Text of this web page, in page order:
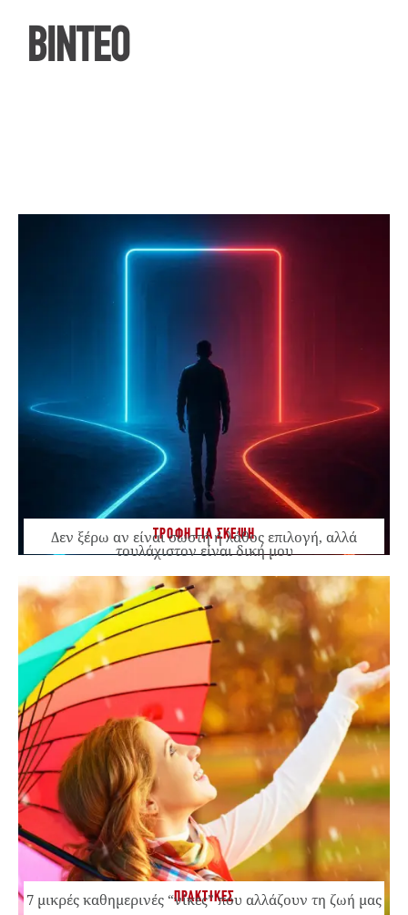
ΒΙΝΤΕΟ
ΤΡΟΦΗ ΓΙΑ ΣΚΕΨΗ
Δεν ξέρω αν είναι σωστή ή λάθος επιλογή, αλλά
τουλάχιστον είναι δική μου
ΠΡΑΚΤΙΚΕΣ
7 μικρές καθημερινές “νίκες” που αλλάζουν τη ζωή μας